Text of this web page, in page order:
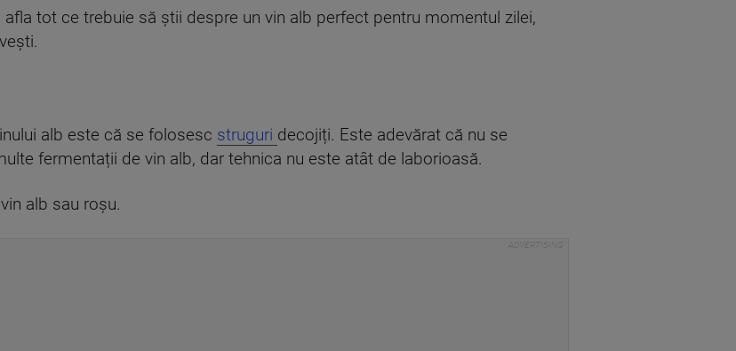
tot ce trebuie să știi despre un vin alb perfect pentru momentul zilei,
alb este că se folosesc struguri decojiți. Este adevărat că nu se
fermentații de vin alb, dar tehnica nu este atât de laborioasă.
alb sau roșu.